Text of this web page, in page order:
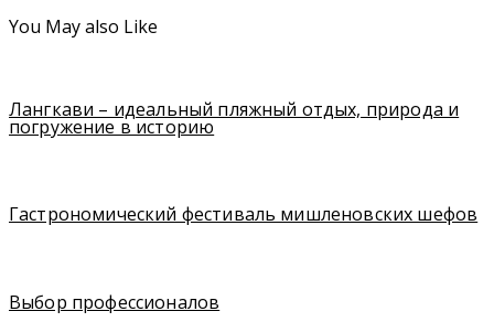
You May also Like
Лангкави – идеальный пляжный отдых, природа и
погружение в историю
Гастрономический фестиваль мишленовских шефов
Выбор профессионалов